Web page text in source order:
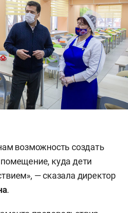
возможность создать
куда дети
— сказала директор
.